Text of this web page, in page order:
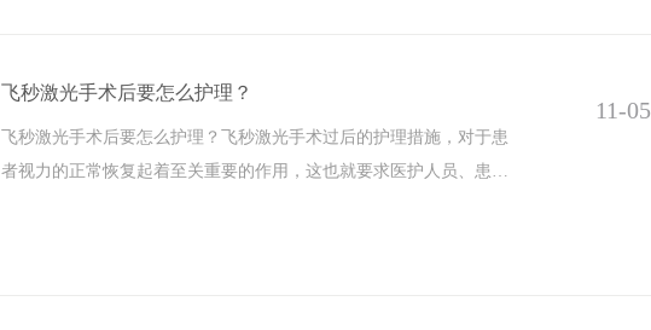
飞秒激光手术后要怎么护理？
飞秒激光手术后要怎么护理？飞秒激光手术过后的护理措施，对于患
者视力的正常恢复起着至关重要的作用，这也就要求医护人员、患者
11-05